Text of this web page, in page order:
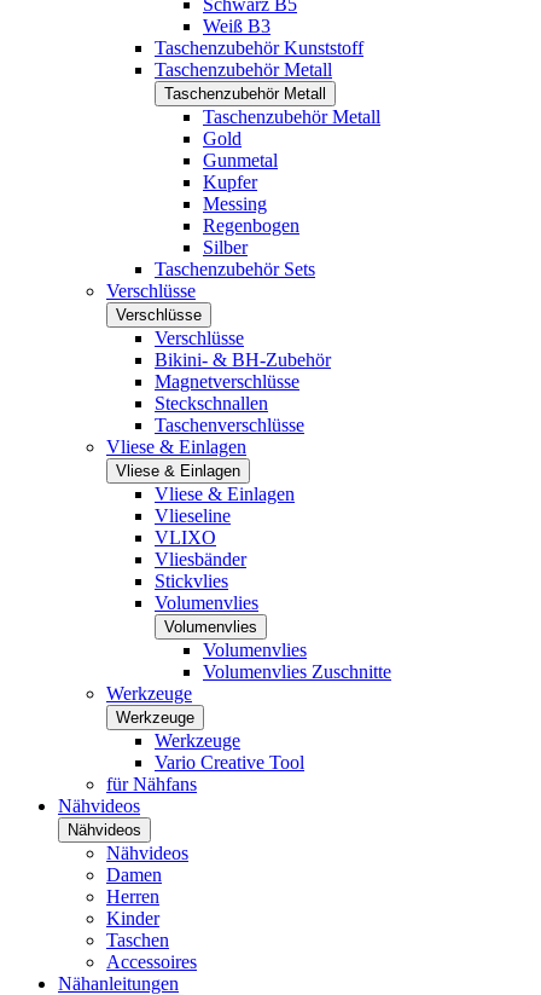
Schwarz B5
Weiß B3
Taschenzubehör Kunststoff
Taschenzubehör Metall
Taschenzubehör Metall
Taschenzubehör Metall
Gold
Gunmetal
Kupfer
Messing
Regenbogen
Silber
Taschenzubehör Sets
Verschlüsse
Verschlüsse
Verschlüsse
Bikini- & BH-Zubehör
Magnetverschlüsse
Steckschnallen
Taschenverschlüsse
Vliese & Einlagen
Vliese & Einlagen
Vliese & Einlagen
Vlieseline
VLIXO
Vliesbänder
Stickvlies
Volumenvlies
Volumenvlies
Volumenvlies
Volumenvlies Zuschnitte
Werkzeuge
Werkzeuge
Werkzeuge
Vario Creative Tool
für Nähfans
Nähvideos
Nähvideos
Nähvideos
Damen
Herren
Kinder
Taschen
Accessoires
Nähanleitungen